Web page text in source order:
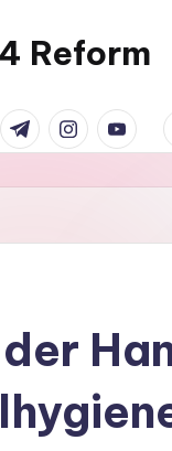
Reform
t.me